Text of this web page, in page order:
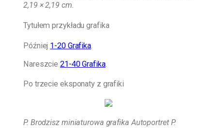
2,19 × 2,19 cm.
Tytułem przykładu grafika
Później 1-20 Grafika
Nareszcie21-40 Grafika.
Po trzecie eksponaty z grafiki
P. Brodzisz miniaturowa grafika Autoportret P.